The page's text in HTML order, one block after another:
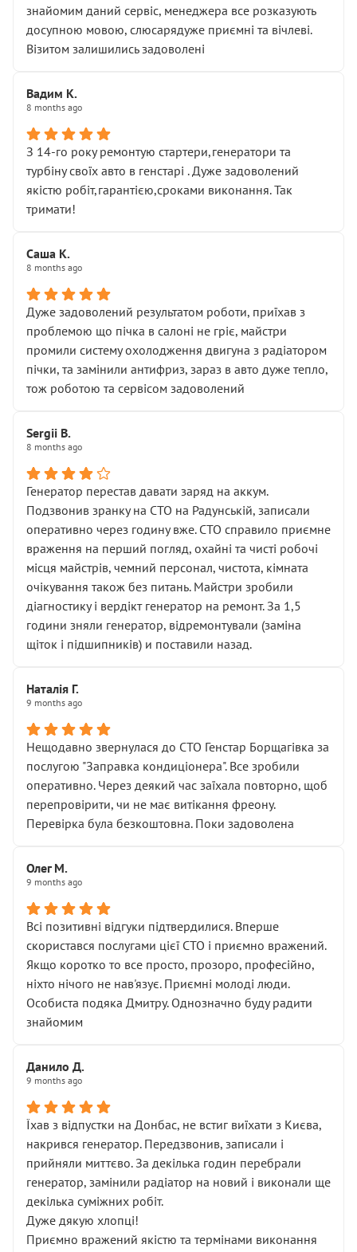
знайомим даний сервіс, менеджера все розказують
досупною мовою, слюсарядуже приємні та вічлеві.
Візитом залишились задоволені
Вадим К.
8 months ago
З 14-го року ремонтую стартери,генератори та
турбіну своїх авто в генстарі . Дуже задоволений
якістю робіт,гарантією,сроками виконання. Так
тримати!
Саша К.
8 months ago
Дуже задоволений результатом роботи, приїхав з
проблемою що пічка в салоні не гріє, майстри
промили систему охолодження двигуна з радіатором
пічки, та замінили антифриз, зараз в авто дуже тепло,
тож роботою та сервісом задоволений
Sergii B.
8 months ago
Генератор перестав давати заряд на аккум.
Подзвонив зранку на СТО на Радунській, записали
оперативно через годину вже. СТО справило приємне
враження на перший погляд, охайні та чисті робочі
місця майстрів, чемний персонал, чистота, кімната
очікування також без питань. Майстри зробили
діагностику і вердікт генератор на ремонт. За 1,5
години зняли генератор, відремонтували (заміна
щіток і підшипників) и поставили назад.
Наталія Г.
9 months ago
Нещодавно звернулася до СТО Генстар Борщагівка за
послугою "Заправка кондиціонера". Все зробили
оперативно. Через деякий час заїхала повторно, щоб
перепровірити, чи не має витікання фреону.
Перевірка була безкоштовна. Поки задоволена
Олег М.
9 months ago
Всі позитивні відгуки підтвердилися. Вперше
скористався послугами цієї СТО і приємно вражений.
Якщо коротко то все просто, прозоро, професійно,
ніхто нічого не нав'язує. Приємні молоді люди.
Особиста подяка Дмитру. Однозначно буду радити
знайомим
Данило Д.
9 months ago
Їхав з відпустки на Донбас, не встиг виїхати з Києва,
накрився генератор. Передзвонив, записали і
прийняли миттєво. За декілька годин перебрали
генератор, замінили радіатор на новий і виконали ще
декілька суміжних робіт.
Дуже дякую хлопці!
Приємно вражений якістю та термінами виконання